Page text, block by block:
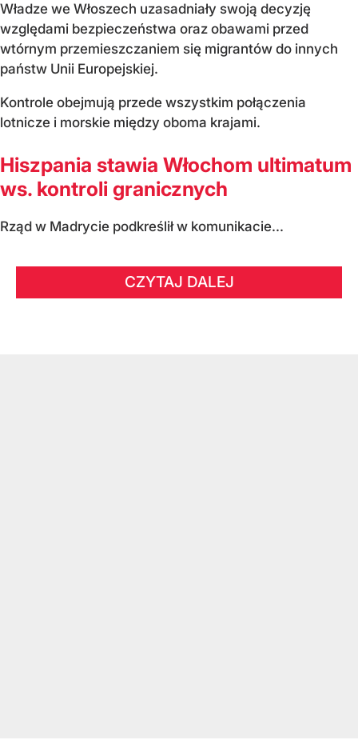
Władze we Włoszech uzasadniały swoją decyzję
względami bezpieczeństwa oraz obawami przed
wtórnym przemieszczaniem się migrantów do innych
państw Unii Europejskiej.
Kontrole obejmują przede wszystkim połączenia
lotnicze i morskie między oboma krajami.
Hiszpania stawia Włochom ultimatum
ws. kontroli granicznych
Rząd w Madrycie podkreślił w komunikacie...
CZYTAJ DALEJ